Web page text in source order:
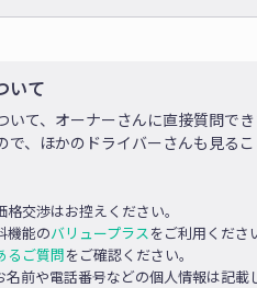
いて
て、オーナーさんに直接質問で
、ほかのドライバーさんも見るこ
交渉はお控えください。
機能のバリュープラスをご利用くださ
るご質問をご確認ください。
前や電話番号などの個人情報は記載